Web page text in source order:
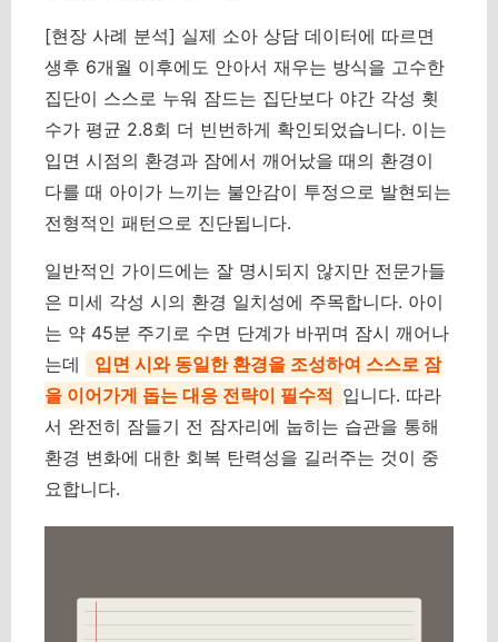
[현장 사례 분석] 실제 소아 상담 데이터에 따르면
생후 6개월 이후에도 안아서 재우는 방식을 고수한
집단이 스스로 누워 잠드는 집단보다 야간 각성 횟
수가 평균 2.8회 더 빈번하게 확인되었습니다. 이는
입면 시점의 환경과 잠에서 깨어났을 때의 환경이
다를 때 아이가 느끼는 불안감이 투정으로 발현되는
전형적인 패턴으로 진단됩니다.
일반적인 가이드에는 잘 명시되지 않지만 전문가들
은 미세 각성 시의 환경 일치성에 주목합니다. 아이
는 약 45분 주기로 수면 단계가 바뀌며 잠시 깨어나
는데
입면 시와 동일한 환경을 조성하여 스스로 잠
을 이어가게 돕는 대응 전략이 필수적 입니다. 따라
서 완전히 잠들기 전 잠자리에 눕히는 습관을 통해
환경 변화에 대한 회복 탄력성을 길러주는 것이 중
요합니다.